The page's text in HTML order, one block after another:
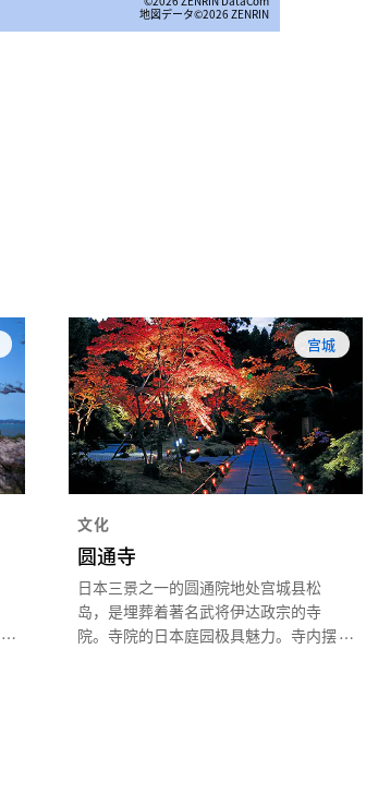
地図データ©2026 ZENRIN
宫城
文化
圆通寺
日本三景之一的圆通院地处宫城县松
岛，是埋葬着著名武将伊达政宗的寺
院。寺院的日本庭园极具魅力。寺内摆